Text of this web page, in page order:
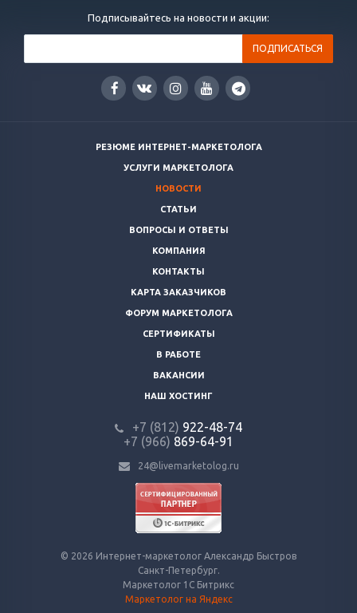
Подписывайтесь на новости и акции:
РЕЗЮМЕ ИНТЕРНЕТ-МАРКЕТОЛОГА
УСЛУГИ МАРКЕТОЛОГА
НОВОСТИ
СТАТЬИ
ВОПРОСЫ И ОТВЕТЫ
КОМПАНИЯ
КОНТАКТЫ
КАРТА ЗАКАЗЧИКОВ
ФОРУМ МАРКЕТОЛОГА
СЕРТИФИКАТЫ
В РАБОТЕ
ВАКАНСИИ
НАШ ХОСТИНГ
+7 (812) 922-48-74
+7 (966) 869-64-91
24@livemarketolog.ru
© 2026 Интернет-маркетолог Александр Быстров
Санкт-Петербург.
Маркетолог 1С Битрикс
Маркетолог на Яндекс